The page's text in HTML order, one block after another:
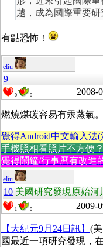
越，成為國際重要研
有點恐怖！
eliu
9
0 0 2008-
燃燒煤碳容易有汞蒸氣。
覺得Android中文輸入法
手機照相看照片不方便
覺得鬧鐘/行事曆有改
eliu
10 美國研究發現原始河
1 0 2009-
【大紀元9月24日訊】 (
國最近一項研究發現，